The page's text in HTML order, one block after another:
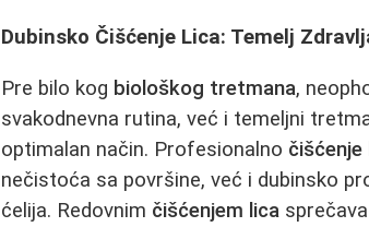
Dubinsko Čišćenje Lica: Temelj
Pre bilo kog biološkog tretmana,
svakodnevna rutina, već i temeljni
optimalan način. Profesionalno čišćenje
nečistoća sa površine, već i dubinsko
ćelija. Redovnim čišćenjem lica